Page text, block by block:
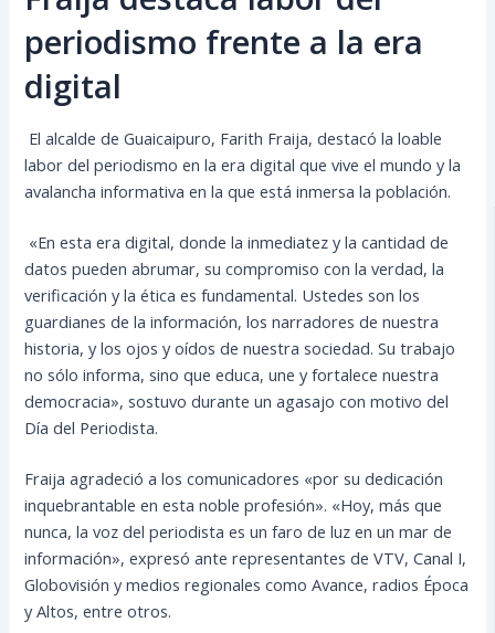
periodismo frente a la era
digital
El alcalde de Guaicaipuro, Farith Fraija, destacó la loable
labor del periodismo en la era digital que vive el mundo y la
avalancha informativa en la que está inmersa la población.
«En esta era digital, donde la inmediatez y la cantidad de
datos pueden abrumar, su compromiso con la verdad, la
verificación y la ética es fundamental. Ustedes son los
guardianes de la información, los narradores de nuestra
historia, y los ojos y oídos de nuestra sociedad. Su trabajo
no sólo informa, sino que educa, une y fortalece nuestra
democracia», sostuvo durante un agasajo con motivo del
Día del Periodista.
Fraija agradeció a los comunicadores «por su dedicación
inquebrantable en esta noble profesión». «Hoy, más que
nunca, la voz del periodista es un faro de luz en un mar de
información», expresó ante representantes de VTV, Canal I,
Globovisión y medios regionales como Avance, radios Época
y Altos, entre otros.